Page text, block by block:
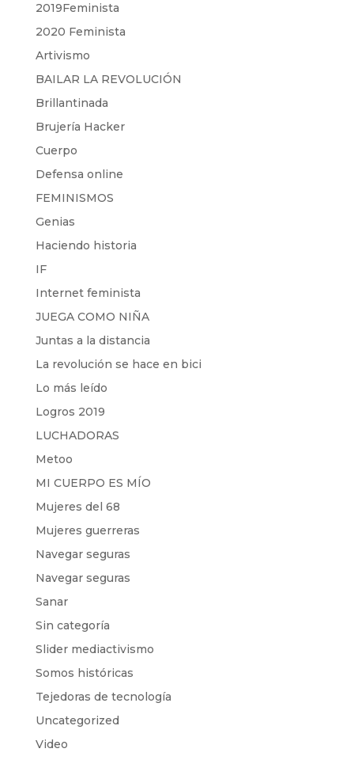
2019Feminista
2020 Feminista
Artivismo
BAILAR LA REVOLUCIÓN
Brillantinada
Brujería Hacker
Cuerpo
Defensa online
FEMINISMOS
Genias
Haciendo historia
IF
Internet feminista
JUEGA COMO NIÑA
Juntas a la distancia
La revolución se hace en bici
Lo más leído
Logros 2019
LUCHADORAS
Metoo
MI CUERPO ES MÍO
Mujeres del 68
Mujeres guerreras
Navegar seguras
Navegar seguras
Sanar
Sin categoría
Slider mediactivismo
Somos históricas
Tejedoras de tecnología
Uncategorized
Video